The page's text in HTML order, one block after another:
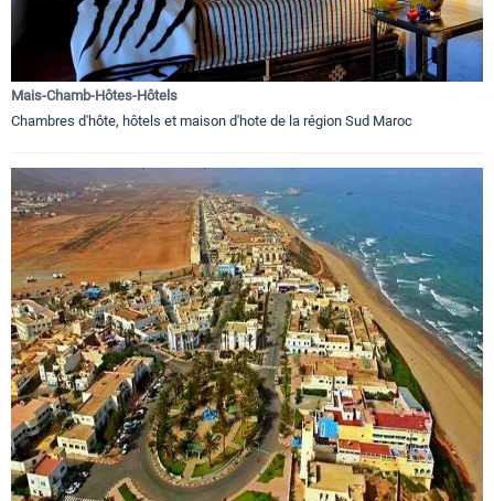
Mais-Chamb-Hôtes-Hôtels
Chambres d'hôte, hôtels et maison d'hote de la région Sud Maroc